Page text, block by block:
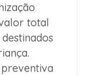
total